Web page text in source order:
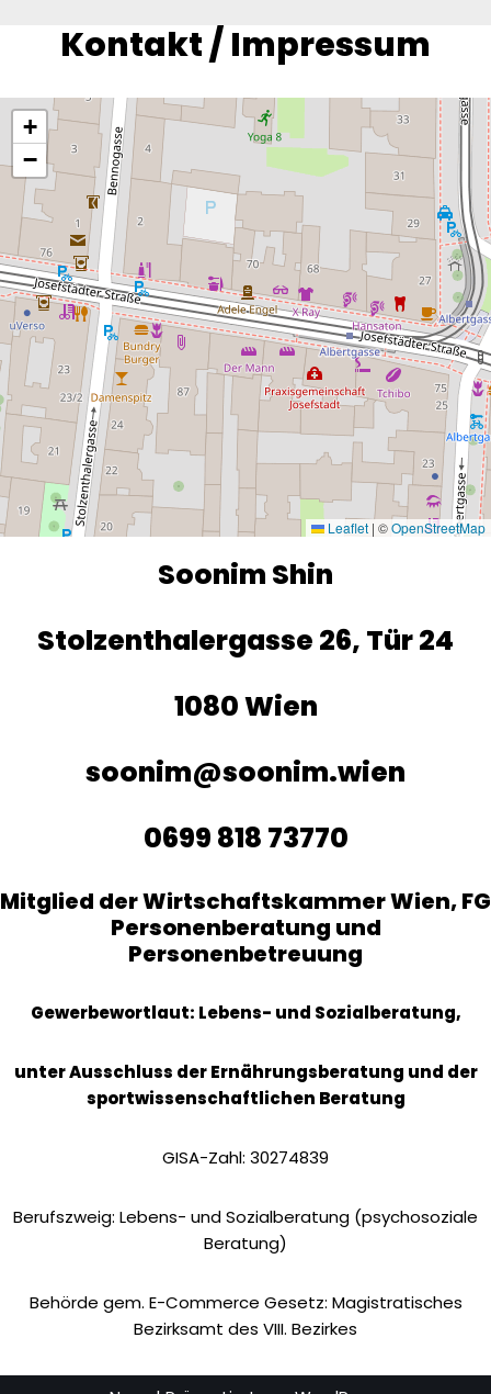
Kontakt / Impressum
+
−
Leaflet | ©OpenStreetMap
Soonim Shin
Stolzenthalergasse 26, Tür 24
1080 Wien
soonim@soonim.wien
0699 818 73770
Mitglied der Wirtschaftskammer Wien, FG
Personenberatung und
Personenbetreuung
Gewerbewortlaut: Lebens- und Sozialberatung,
unter Ausschluss der Ernährungsberatung und der
sportwissenschaftlichen Beratung
GISA-Zahl: 30274839
Berufszweig: Lebens- und Sozialberatung (psychosoziale
Beratung)
Behörde gem. E-Commerce Gesetz: Magistratisches
Bezirksamt des VIII. Bezirkes